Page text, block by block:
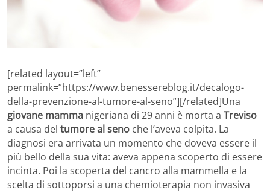
[related layout=”left”
permalink=”https://www.benessereblog.it/decalogo-
della-prevenzione-al-tumore-al-seno”][/related]Una
giovane mamma nigeriana di 29 anni è morta a Treviso
a causa del tumore al seno che l’aveva colpita. La
diagnosi era arrivata un momento che doveva essere il
più bello della sua vita: aveva appena scoperto di essere
incinta. Poi la scoperta del cancro alla mammella e la
scelta di sottoporsi a una chemioterapia non invasiva